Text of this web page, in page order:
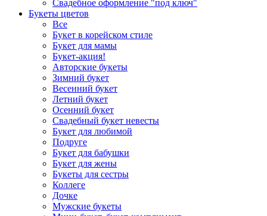
Свадебное оформление "под ключ"
Букеты цветов
Все
Букет в корейском стиле
Букет для мамы
Букет-акция!
Авторские букеты
Зимний букет
Весенний букет
Летний букет
Осенний букет
Свадебный букет невесты
Букет для любимой
Подруге
Букет для бабушки
Букет для жены
Букеты для сестры
Коллеге
Дочке
Мужские букеты